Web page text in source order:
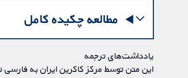
مطالعه چکیده کامل
یادداشت‌های ترجمه
این متن توسط مرکز کاکرین ایران به